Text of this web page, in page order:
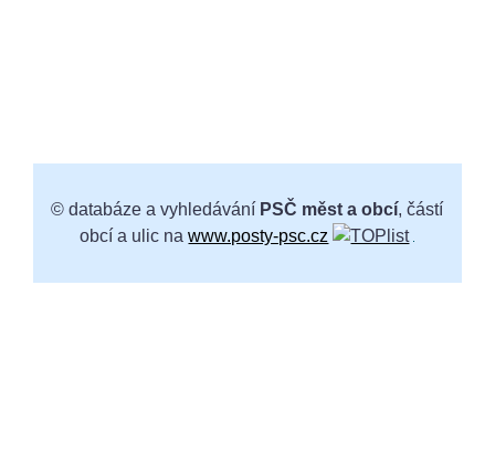
© databáze a vyhledávání PSČ měst a obcí, částí
obcí a ulic nawww.posty-psc.cz